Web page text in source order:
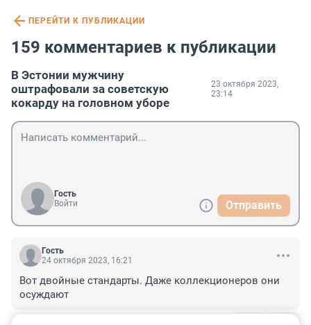
ПЕРЕЙТИ К ПУБЛИКАЦИИ
159 комментариев к публикации
В Эстонии мужчину
оштрафовали за советскую
кокарду на головном уборе
23 октября 2023,
23:14
Гость
Войти
Отправить
Гость
24 октября 2023, 16:21
Вот двойные стандарты. Даже коллекционеров они
осуждают